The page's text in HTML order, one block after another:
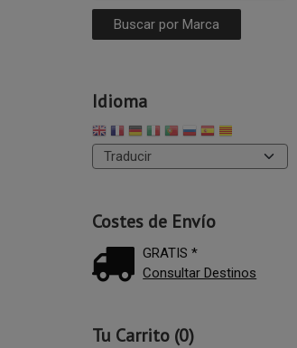
Idioma
Costes de Envío
GRATIS *
Consultar Destinos
Tu Carrito (0)